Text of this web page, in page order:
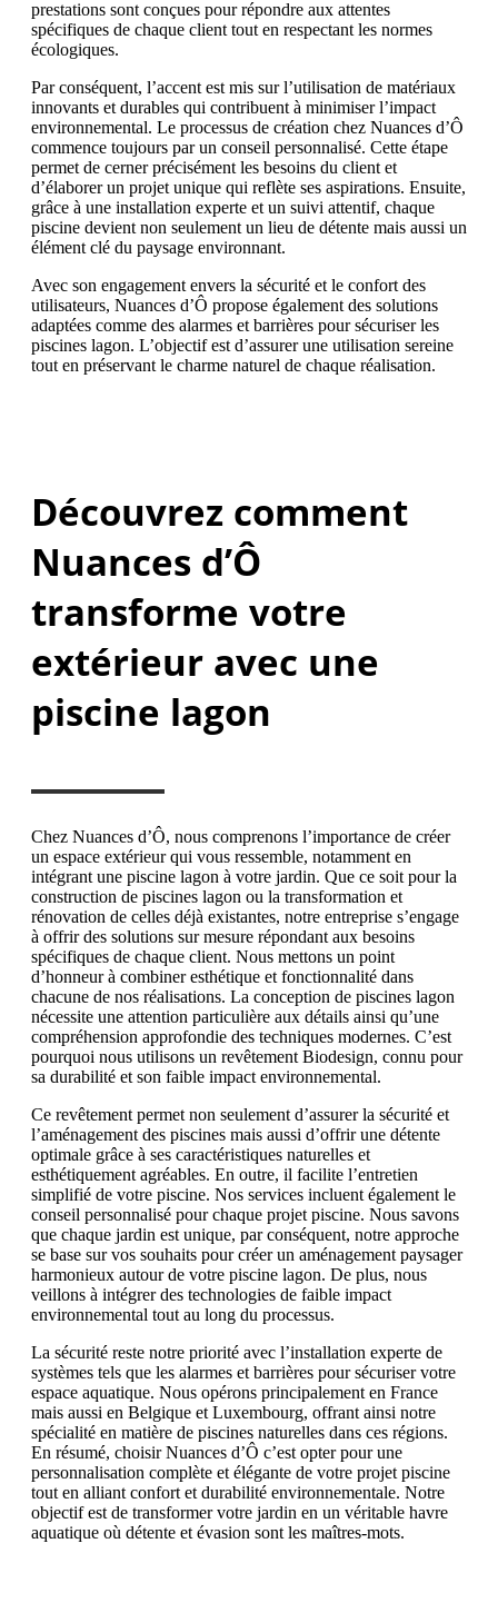
prestations sont conçues pour répondre aux attentes
spécifiques de chaque client tout en respectant les normes
écologiques.
Par conséquent, l’accent est mis sur l’utilisation de matériaux
innovants et durables qui contribuent à minimiser l’impact
environnemental. Le processus de création chez Nuances d’Ô
commence toujours par un conseil personnalisé. Cette étape
permet de cerner précisément les besoins du client et
d’élaborer un projet unique qui reflète ses aspirations. Ensuite,
grâce à une installation experte et un suivi attentif, chaque
piscine devient non seulement un lieu de détente mais aussi un
élément clé du paysage environnant.
Avec son engagement envers la sécurité et le confort des
utilisateurs, Nuances d’Ô propose également des solutions
adaptées comme des alarmes et barrières pour sécuriser les
piscines lagon. L’objectif est d’assurer une utilisation sereine
tout en préservant le charme naturel de chaque réalisation.
Découvrez comment
Nuances d’Ô
transforme votre
extérieur avec une
piscine lagon
Chez Nuances d’Ô, nous comprenons l’importance de créer
un espace extérieur qui vous ressemble, notamment en
intégrant une piscine lagon à votre jardin. Que ce soit pour la
construction de piscines lagon ou la transformation et
rénovation de celles déjà existantes, notre entreprise s’engage
à offrir des solutions sur mesure répondant aux besoins
spécifiques de chaque client. Nous mettons un point
d’honneur à combiner esthétique et fonctionnalité dans
chacune de nos réalisations. La conception de piscines lagon
nécessite une attention particulière aux détails ainsi qu’une
compréhension approfondie des techniques modernes. C’est
pourquoi nous utilisons un revêtement Biodesign, connu pour
sa durabilité et son faible impact environnemental.
Ce revêtement permet non seulement d’assurer la sécurité et
l’aménagement des piscines mais aussi d’offrir une détente
optimale grâce à ses caractéristiques naturelles et
esthétiquement agréables. En outre, il facilite l’entretien
simplifié de votre piscine. Nos services incluent également le
conseil personnalisé pour chaque projet piscine. Nous savons
que chaque jardin est unique, par conséquent, notre approche
se base sur vos souhaits pour créer un aménagement paysager
harmonieux autour de votre piscine lagon. De plus, nous
veillons à intégrer des technologies de faible impact
environnemental tout au long du processus.
La sécurité reste notre priorité avec l’installation experte de
systèmes tels que les alarmes et barrières pour sécuriser votre
espace aquatique. Nous opérons principalement en France
mais aussi en Belgique et Luxembourg, offrant ainsi notre
spécialité en matière de piscines naturelles dans ces régions.
En résumé, choisir Nuances d’Ô c’est opter pour une
personnalisation complète et élégante de votre projet piscine
tout en alliant confort et durabilité environnementale. Notre
objectif est de transformer votre jardin en un véritable havre
aquatique où détente et évasion sont les maîtres-mots.